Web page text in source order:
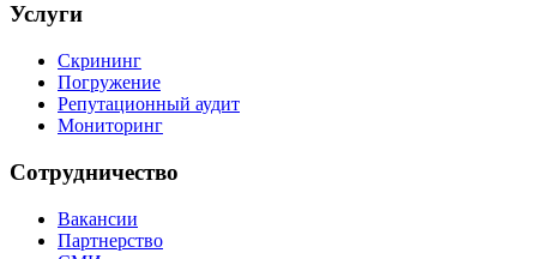
Услуги
Скрининг
Погружение
Репутационный аудит
Мониторинг
Сотрудничество
Вакансии
Партнерство